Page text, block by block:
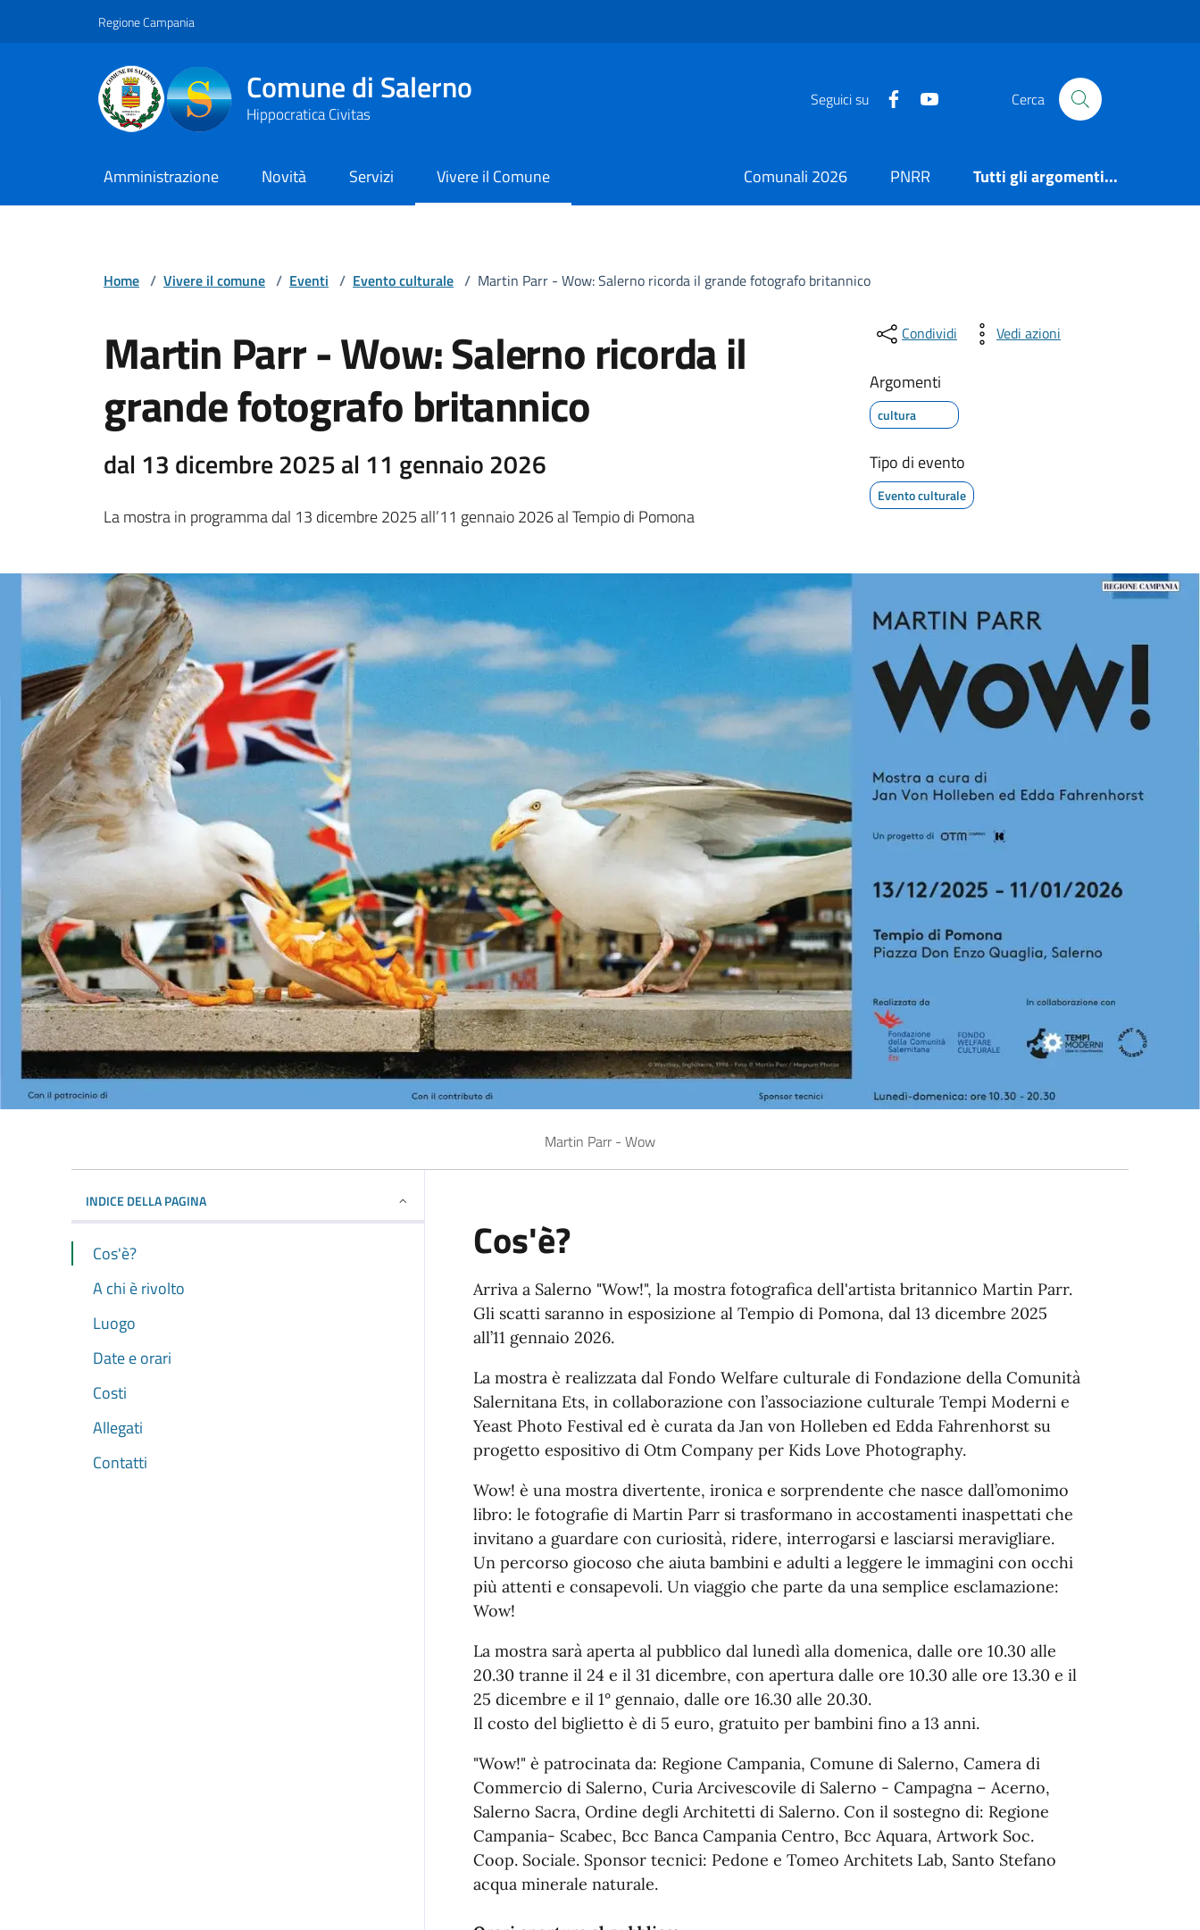
Regione Campania
Comune di Salerno
Hippocratica Civitas
Seguici su https://it-it.facebook.com/ComuneSalerno
https://www.youtube.com/user/
Cerca
Amministrazione Novità Servizi Vivere il Comune Comunali 2026 PNRR Tutti gli argomenti...
Home / Vivere il comune / Eventi / Evento culturale / Martin Parr - Wow: Salerno ricorda il grande fotografo britannico
Martin Parr - Wow: Salerno ricorda il
grande fotografo britannico
dal 13 dicembre 2025 al 11 gennaio 2026
La mostra in programma dal 13 dicembre 2025 all’11 gennaio 2026 al Tempio di Pomona
Condividi Vedi azioni
Argomenti
cultura
Tipo di evento
Evento culturale
Martin Parr - Wow
INDICE DELLA PAGINA
Cos'è?
A chi è rivolto
Luogo
Date e orari
Costi
Allegati
Contatti
Cos'è?
Arriva a Salerno "Wow!", la mostra fotografica dell'artista britannico Martin Parr.
Gli scatti saranno in esposizione al Tempio di Pomona, dal 13 dicembre 2025
all’11 gennaio 2026.
La mostra è realizzata dal Fondo Welfare culturale di Fondazione della Comunità
Salernitana Ets, in collaborazione con l’associazione culturale Tempi Moderni e
Yeast Photo Festival ed è curata da Jan von Holleben ed Edda Fahrenhorst su
progetto espositivo di Otm Company per Kids Love Photography.
Wow! è una mostra divertente, ironica e sorprendente che nasce dall’omonimo
libro: le fotografie di Martin Parr si trasformano in accostamenti inaspettati che
invitano a guardare con curiosità, ridere, interrogarsi e lasciarsi meravigliare.
Un percorso giocoso che aiuta bambini e adulti a leggere le immagini con occhi
più attenti e consapevoli. Un viaggio che parte da una semplice esclamazione:
Wow!
La mostra sarà aperta al pubblico dal lunedì alla domenica, dalle ore 10.30 alle
20.30 tranne il 24 e il 31 dicembre, con apertura dalle ore 10.30 alle ore 13.30 e il
25 dicembre e il 1° gennaio, dalle ore 16.30 alle 20.30.
Il costo del biglietto è di 5 euro, gratuito per bambini fino a 13 anni.
"Wow!" è patrocinata da: Regione Campania, Comune di Salerno, Camera di
Commercio di Salerno, Curia Arcivescovile di Salerno - Campagna – Acerno,
Salerno Sacra, Ordine degli Architetti di Salerno. Con il sostegno di: Regione
Campania- Scabec, Bcc Banca Campania Centro, Bcc Aquara, Artwork Soc.
Coop. Sociale. Sponsor tecnici: Pedone e Tomeo Architets Lab, Santo Stefano
acqua minerale naturale.